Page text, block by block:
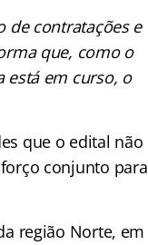
de contratações e
que, como o
está em curso, o
que o edital não
conjunto para
região Norte, em